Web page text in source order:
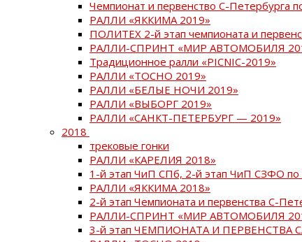
Чемпионат и первенство С-Петербурга
РАЛЛИ «ЯККИМА 2019»
ПОЛИТЕХ 2-й этап чемпионата и
РАЛЛИ-СПРИНТ «МИР АВТОМОБИЛЯ
Традиционное ралли «PICNIC-2019»
РАЛЛИ «ТОСНО 2019»
РАЛЛИ «БЕЛЫЕ НОЧИ 2019»
РАЛЛИ «ВЫБОРГ 2019»
РАЛЛИ «САНКТ-ПЕТЕРБУРГ — 2019»
2018
трековые гонки
РАЛЛИ «КАРЕЛИЯ 2018»
1-й этап ЧиП СПб, 2-й этап ЧиП СЗФО по
РАЛЛИ «ЯККИМА 2018»
2-й этап Чемпионата и первенства С-
РАЛЛИ-СПРИНТ «МИР АВТОМОБИЛЯ
3-й этап ЧЕМПИОНАТА И